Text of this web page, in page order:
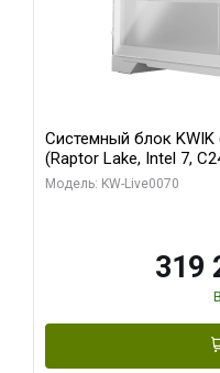
Системный блок KWIK
(Raptor Lake, Intel 7,
модуля)/ Gigabyte
Модель: KW-Live0070
319